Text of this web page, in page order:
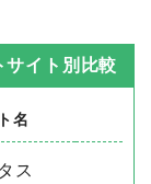
サイト別比較
名
ス